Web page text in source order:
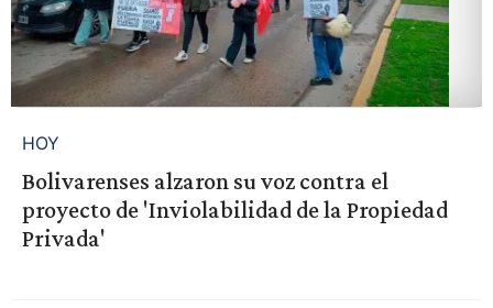
HOY
Bolivarenses alzaron su voz contra el
proyecto de 'Inviolabilidad de la Propiedad
Privada'